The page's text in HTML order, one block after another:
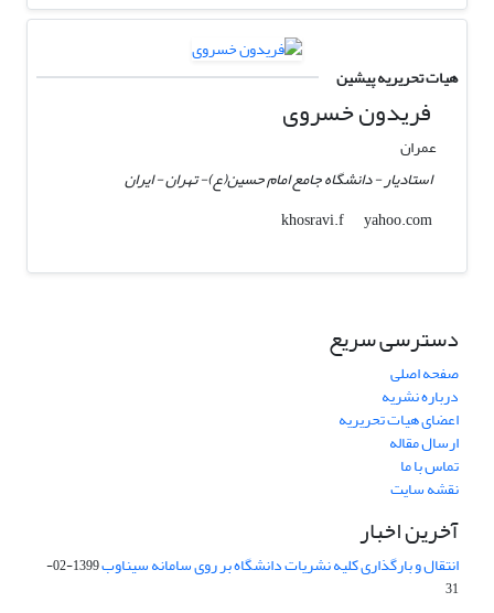
هیات تحریریه پیشین
فریدون خسروی
عمران
استادیار - دانشگاه جامع امام حسین(ع)- تهران - ایران
khosravi.f
yahoo.com
دسترسی سریع
صفحه اصلی
درباره نشریه
اعضای هیات تحریریه
ارسال مقاله
تماس با ما
نقشه سایت
آخرین اخبار
انتقال و بارگذاری کلیه نشریات دانشگاه بر روی سامانه سیناوب
1399-02-
31